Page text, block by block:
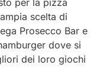
scelta di
Prosecco Bar e
dove si
dei loro giochi